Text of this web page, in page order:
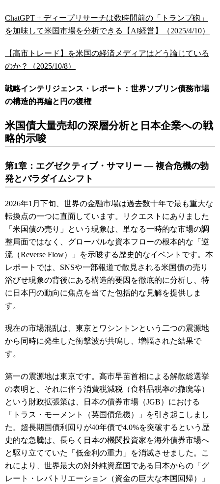
ChatGPT + ディープリサーチは数時間前の「トランプ砲」
を加味して米国市場を分析できる【AI経営】（2025/4/10）
【高市トレード】を米国の経済メディアはどう論じている
のか？（2025/10/8）
戦略インテリジェンス・レポート：世界ソブリン債務市場
の構造的再編と円の復権
米国債大量売却の深層分析と日本企業への戦
略的示唆
第1章：エグゼクティブ・サマリー ― 複合危機の勃
発とパラダイムシフト
2026年1月下旬、世界の金融市場は過去数十年で最も重大な
転換点の一つに直面しています。リクエストにありました
「米国債の売り」という現象は、単なる一時的な市場の調
整局面ではなく、グローバルな資本フローの根本的な「逆
流（Reverse Flow）」を示唆する歴史的なイベントです。本
レポートでは、SNSや一部報道で散見される米国債の売り
浴びせ現象の背後にある構造的要因を徹底的に分析し、特
に日本円の動向に焦点を当てた包括的な見解を提供しま
す。
現在の市場混乱は、東京とワシントンという二つの震源地
から同時に発生した衝撃波が共鳴し、増幅された結果で
す。
第一の震源地は東京です。高市早苗首相による解散総選挙
の表明と、それに伴う消費税減税（食料品税率の撤廃等）
という財政拡張策は、日本の債券市場（JGB）における
「トラス・モーメント（英国債危機）」を引き起こしまし
た。超長期国債利回りが40年債で4.0%を突破するという歴
史的な急騰は、長らく日本の機関投資家を海外債券市場へ
と駆り立てていた「低金利の重力」を消滅させました。こ
れにより、世界最大の対外純資産国である日本からの「グ
レート・レパトリエーション（資金の巨大な本国回帰）」